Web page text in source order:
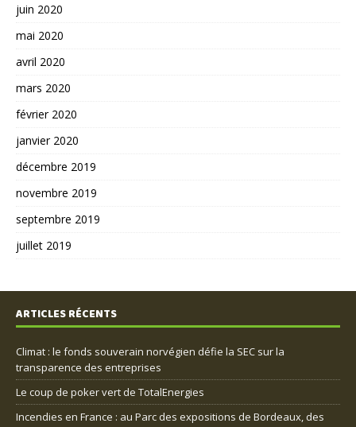
juin 2020
mai 2020
avril 2020
mars 2020
février 2020
janvier 2020
décembre 2019
novembre 2019
septembre 2019
juillet 2019
ARTICLES RÉCENTS
Climat : le fonds souverain norvégien défie la SEC sur la
transparence des entreprises
Le coup de poker vert de TotalEnergies
Incendies en France : au Parc des expositions de Bordeaux, des